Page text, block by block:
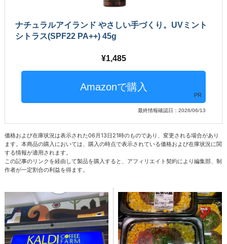
ナチュラルアイランド やさしい手づくり。UVミント
シトラス(SPF22 PA++) 45g
1,485
PR
最終情報確認日：2026/06/13
価格および在庫状況は表示された06月13日21時のものであり、変更される場合があり
ます。本商品の購入においては、購入の時点で表示されている価格および在庫状況に関
する情報が適用されます。
この記事のリンクを経由して製品を購入すると、アフィリエイト契約により編集部、制
作者が一定割合の利益を得ます。